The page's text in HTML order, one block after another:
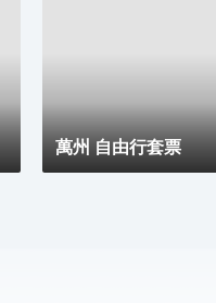
萬州 自由行套票